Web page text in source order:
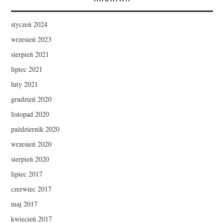
styczeń 2024
wrzesień 2023
sierpień 2021
lipiec 2021
luty 2021
grudzień 2020
listopad 2020
październik 2020
wrzesień 2020
sierpień 2020
lipiec 2017
czerwiec 2017
maj 2017
kwiecień 2017